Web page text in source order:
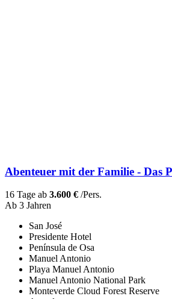
Abenteuer mit der Familie - Das
16 Tage ab 3.600 € /Pers.
Ab 3 Jahren
San José
Presidente Hotel
Península de Osa
Manuel Antonio
Playa Manuel Antonio
Manuel Antonio National Park
Monteverde Cloud Forest Reserve